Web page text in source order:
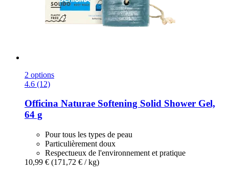
2 options
4.6 (12)
Officina Naturae Softening Solid Shower Gel,
64 g
Pour tous les types de peau
Particulièrement doux
Respectueux de l'environnement et pratique
10,99 € (171,72 € / kg)